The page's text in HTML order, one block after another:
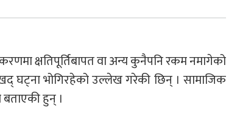
क्षतिपूर्तिबापत वा अन्य कुनैपनि रकम नमागेको
घट्ना भोगिरहेको उल्लेख गरेकी छिन् । सामाजिक
हुन् ।